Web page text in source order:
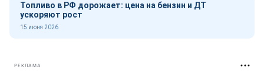
Топливо в РФ дорожает: цена на бензин и ДТ
ускоряют рост
15 июня 2026
РЕКЛАМА